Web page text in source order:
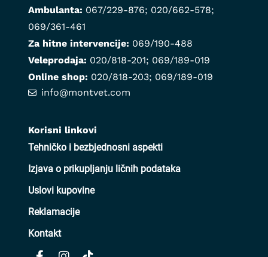
Ambulanta: 067/229-876; 020/662-578;
069/361-461
Za hitne intervencije: 069/190-488
Veleprodaja: 020/818-201; 069/189-019
Online shop: 020/818-203; 069/189-019
info@montvet.com
Korisni linkovi
Tehničko i bezbjednosni aspekti
Izjava o prikupljanju ličnih podataka
Uslovi kupovine
Reklamacije
Kontakt